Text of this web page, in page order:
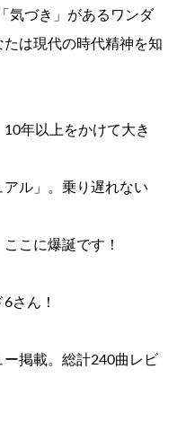
気づき」があるワンダ
は現代の時代精神を知
年以上をかけて大き
ル」。乗り遅れない
こに爆誕です！
さん！
ー掲載。総計240曲レビ